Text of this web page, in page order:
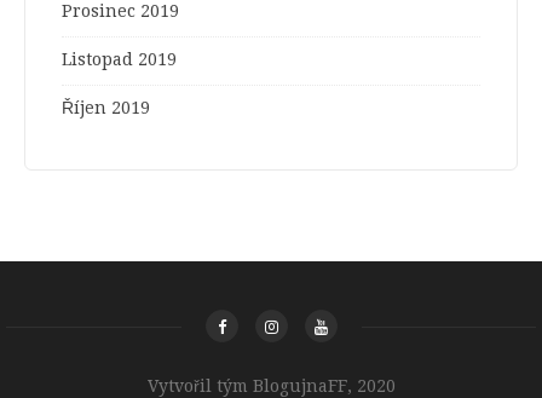
Prosinec 2019
Listopad 2019
Říjen 2019
Vytvořil tým BlogujnaFF, 2020